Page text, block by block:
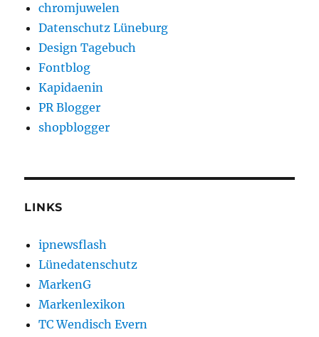
chromjuwelen
Datenschutz Lüneburg
Design Tagebuch
Fontblog
Kapidaenin
PR Blogger
shopblogger
LINKS
ipnewsflash
Lünedatenschutz
MarkenG
Markenlexikon
TC Wendisch Evern